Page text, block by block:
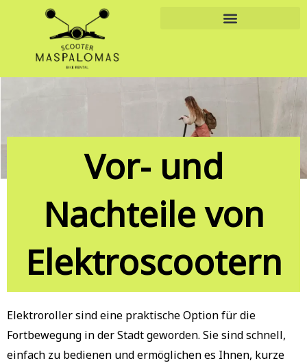
Vor- und
Nachteile von
Elektroscootern
Elektroroller sind eine praktische Option für die
Fortbewegung in der Stadt geworden. Sie sind schnell,
einfach zu bedienen und ermöglichen es Ihnen, kurze